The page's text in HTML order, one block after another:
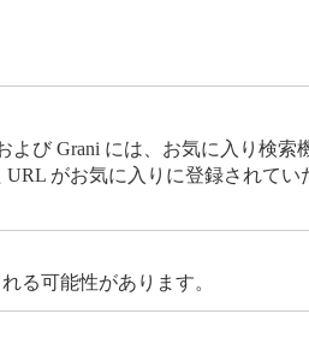
び Grani には、お気に入り検
がお気に入りに登録されて
る可能性があります。